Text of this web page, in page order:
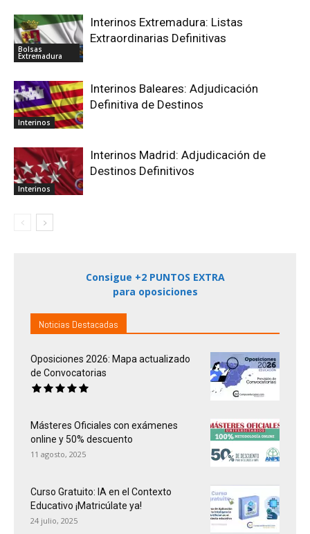
Bolsas
Extremadura
Interinos Extremadura: Listas
Extraordinarias Definitivas
Interinos
Interinos Baleares: Adjudicación
Definitiva de Destinos
Interinos
Interinos Madrid: Adjudicación de
Destinos Definitivos
Consigue +2 PUNTOS EXTRA
para oposiciones
Noticias Destacadas
Oposiciones 2026: Mapa actualizado
de Convocatorias
Másteres Oficiales con exámenes
online y 50% descuento
11 agosto, 2025
Curso Gratuito: IA en el Contexto
Educativo ¡Matricúlate ya!
24 julio, 2025